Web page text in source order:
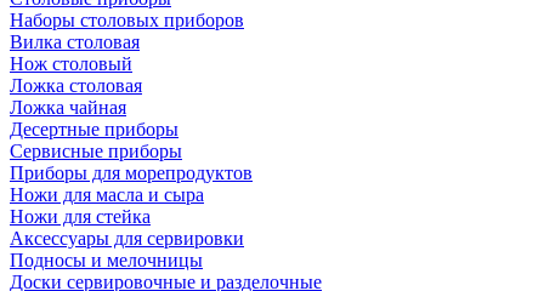
Наборы столовых приборов
Вилка столовая
Нож столовый
Ложка столовая
Ложка чайная
Десертные приборы
Сервисные приборы
Приборы для морепродуктов
Ножи для масла и сыра
Ножи для стейка
Аксессуары для сервировки
Подносы и мелочницы
Доски сервировочные и разделочные